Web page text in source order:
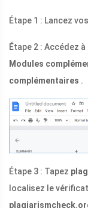
Étape 1 : Lancez
Étape 2 : Accédez
Modules
complémentaires .
Étape 3 : Tapez
localisez le